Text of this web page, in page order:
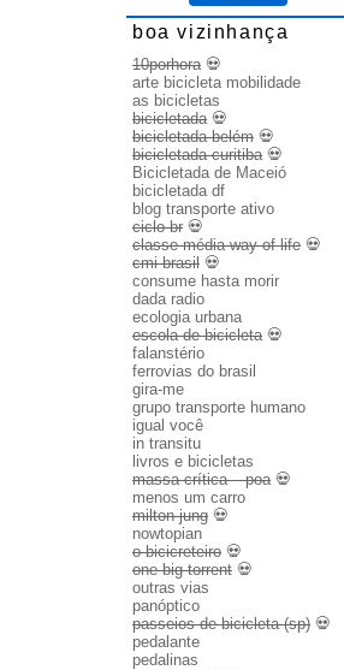
boa vizinhança
10porhora💀
arte bicicleta mobilidade
as bicicletas
bicicletada💀
bicicletada belém 💀
bicicletada curitiba💀
Bicicletada de Maceió
bicicletada df
blog transporte ativo
ciclo br 💀
classe média way of life 💀
cmi brasil 💀
consume hasta morir
dada radio
ecologia urbana
escola de bicicleta💀
falanstério
ferrovias do brasil
gira-me
grupo transporte humano
igual você
in transitu
livros e bicicletas
massa crítica – poa💀
menos um carro
milton jung 💀
nowtopian
o bicicreteiro 💀
one big torrent 💀
outras vias
panóptico
passeios de bicicleta (sp) 💀
pedalante
pedalinas